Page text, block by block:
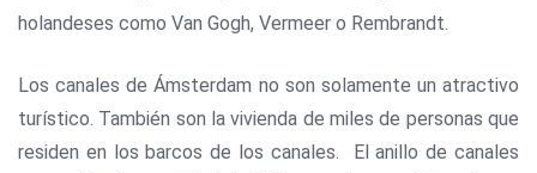
holandeses como Van Gogh, Vermeer o Rembrandt.
Los canales de Ámsterdam no son solamente un atractivo
turístico. También son la vivienda de miles de personas que
residen en los barcos de los canales. El anillo de canales